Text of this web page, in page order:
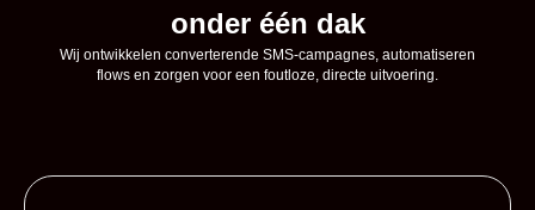
onder één dak
Wij ontwikkelen converterende SMS-campagnes, automatiseren
flows en zorgen voor een foutloze, directe uitvoering.